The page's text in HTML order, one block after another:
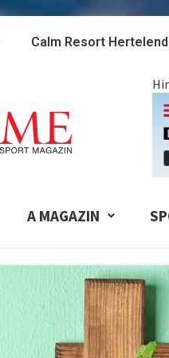
Calm Resort Hertelend
A MAGAZIN